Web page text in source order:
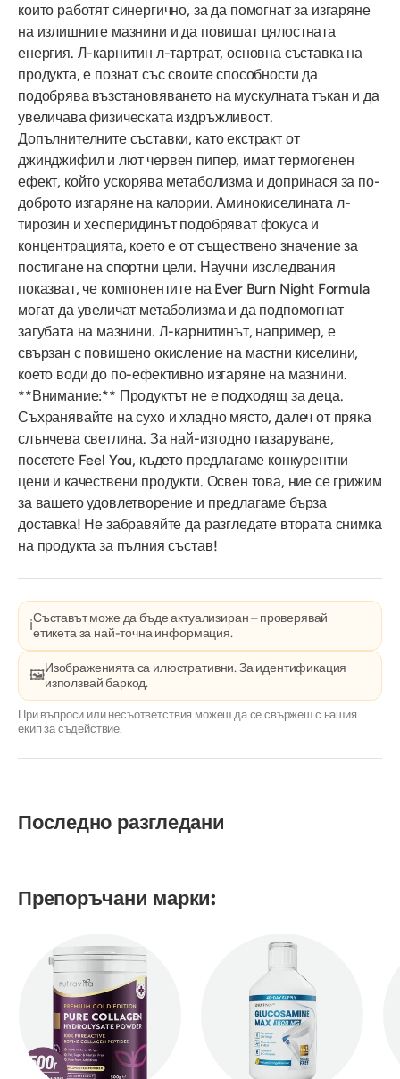
които работят синергично, за да помогнат за изгаряне
на излишните мазнини и да повишат цялостната
енергия. Л-карнитин л-тартрат, основна съставка на
продукта, е познат със своите способности да
подобрява възстановяването на мускулната тъкан и да
увеличава физическата издръжливост.
Допълнителните съставки, като екстракт от
джинджифил и лют червен пипер, имат термогенен
ефект, който ускорява метаболизма и допринася за по-
доброто изгаряне на калории. Аминокиселината л-
тирозин и хесперидинът подобряват фокуса и
концентрацията, което е от съществено значение за
постигане на спортни цели. Научни изследвания
показват, че компонентите на Ever Burn Night Formula
могат да увеличат метаболизма и да подпомогнат
загубата на мазнини. Л-карнитинът, например, е
свързан с повишено окисление на мастни киселини,
което води до по-ефективно изгаряне на мазнини.
**Внимание:** Продуктът не е подходящ за деца.
Съхранявайте на сухо и хладно място, далеч от пряка
слънчева светлина. За най-изгодно пазаруване,
посетете Feel You, където предлагаме конкурентни
цени и качествени продукти. Освен това, ние се грижим
за вашето удовлетворение и предлагаме бърза
доставка! Не забравяйте да разгледате втората снимка
на продукта за пълния състав!
ℹ️Съставът може да бъде актуализиран – проверявай
етикета за най-точна информация.
🖼️Изображенията са илюстративни. За идентификация
използвай баркод.
При въпроси или несъответствия можеш да се свържеш с нашия
екип за съдействие.
Последно разгледани
Препоръчани марки: